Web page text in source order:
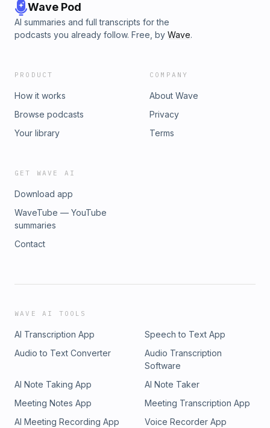
Wave Pod
AI summaries and full transcripts for the
podcasts you already follow. Free, by Wave.
PRODUCT
How it works
Browse podcasts
Your library
COMPANY
About Wave
Privacy
Terms
GET WAVE AI
Download app
WaveTube — YouTube
summaries
Contact
WAVE AI TOOLS
AI Transcription App
Speech to Text App
Audio to Text Converter
Audio Transcription
Software
AI Note Taking App
AI Note Taker
Meeting Notes App
Meeting Transcription App
AI Meeting Recording App
Voice Recorder App